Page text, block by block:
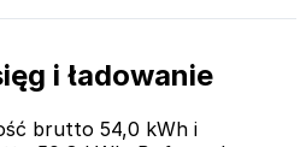
i ładowanie
brutto 54,0 kWh i